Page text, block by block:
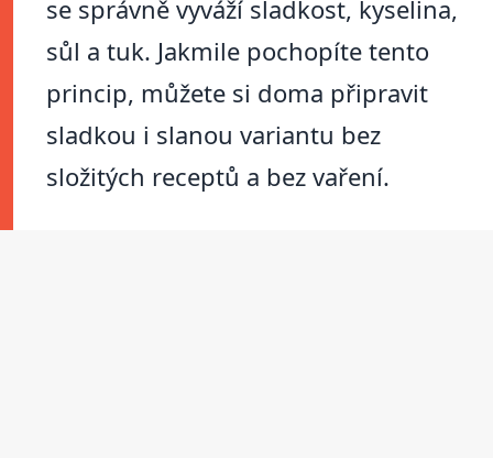
se správně vyváží sladkost, kyselina,
sůl a tuk. Jakmile pochopíte tento
princip, můžete si doma připravit
sladkou i slanou variantu bez
složitých receptů a bez vaření.